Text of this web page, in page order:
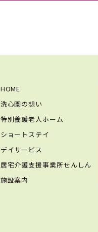
HOME
洗心園の想い
特別養護老人ホーム
ショートステイ
デイサービス
居宅介護支援事業所せんしん
施設案内